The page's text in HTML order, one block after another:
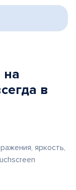
на
в
яркость,